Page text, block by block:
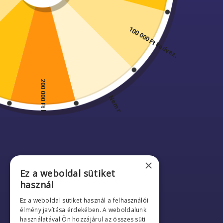
CÉGÜNK
A Multi-AGT Kft. főtevékenységei a földmunka,
foglalkoztatjuk.
ELÉRHETŐSÉGEINK
06 20 490 6275
info@bestepuletbontas.hu
×
Ez a weboldal sütiket
használ
Ez a weboldal sütiket használ a felhasználói
élmény javítása érdekében. A weboldalunk
használatával Ön hozzájárul az összes süti
100 000 Ft kedvezmény bontásból
Nem nyert
200 000 Ft kedvezmény bontásból